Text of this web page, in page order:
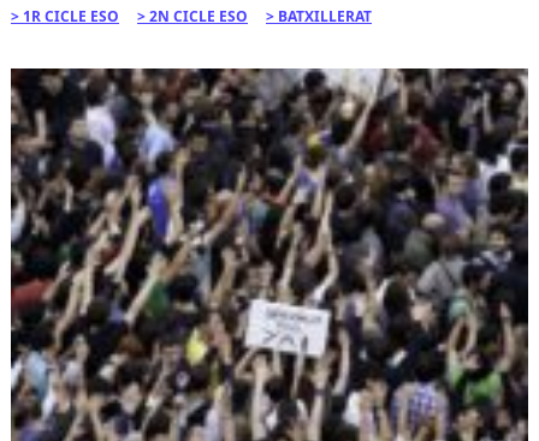
1R CICLE ESO 2N CICLE ESO BATXILLERAT